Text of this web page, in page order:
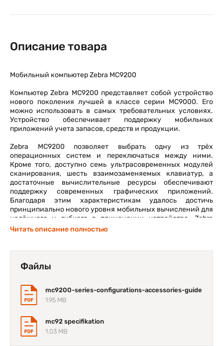
Описание товара
Мобильный компьютер Zebra MC9200
Компьютер Zebra MC9200 представляет собой устройство
нового поколения лучшей в классе серии MC9000. Его
можно использовать в самых требовательных условиях.
Устройство обеспечивает поддержку мобильных
приложений учета запасов, средств и продукции.
Zebra MC9200 позволяет выбрать одну из трёх
операционных систем и переключаться между ними.
Кроме того, доступно семь ультрасовременных модулей
сканирования, шесть взаимозаменяемых клавиатур, а
достаточные вычислительные ресурсы обеспечивают
поддержку современных графических приложений.
Благодаря этим характеристикам удалось достичь
принципиально нового уровня мобильных вычислений для
надёжного и гибкого в применении устройства. Zebra
предлагает перейти на новые мобильные решения, сделав
MC9200. Компьютер Zebra MC9200 оснащен всеми
необходимыми функциями мобильных вычислений для
производительности и точности даже в самых сложных
условиях применения.
ВОЗМОЖНОСТЬ ВЫБОРА ОС
Можно выбрать операционную систему, которая отвечает
Читать описание полностью
Файлы
mc9200-series-configurations-accessories-guide
1.95 MB
mc92 specifikation
1.03 MB